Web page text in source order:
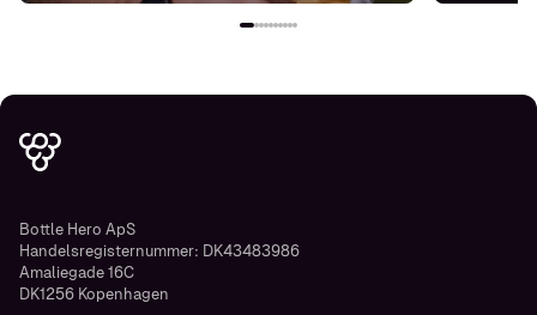
Bottle Hero ApS
Handelsregisternummer: DK43483986
Amaliegade 16C
DK1256 Kopenhagen